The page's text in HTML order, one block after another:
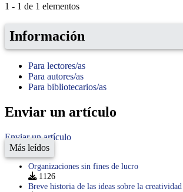
1 - 1 de 1 elementos
Información
Para lectores/as
Para autores/as
Para bibliotecarios/as
Enviar un artículo
Enviar un artículo
Más leídos
Organizaciones sin fines de lucro
1126
Breve historia de las ideas sobre la